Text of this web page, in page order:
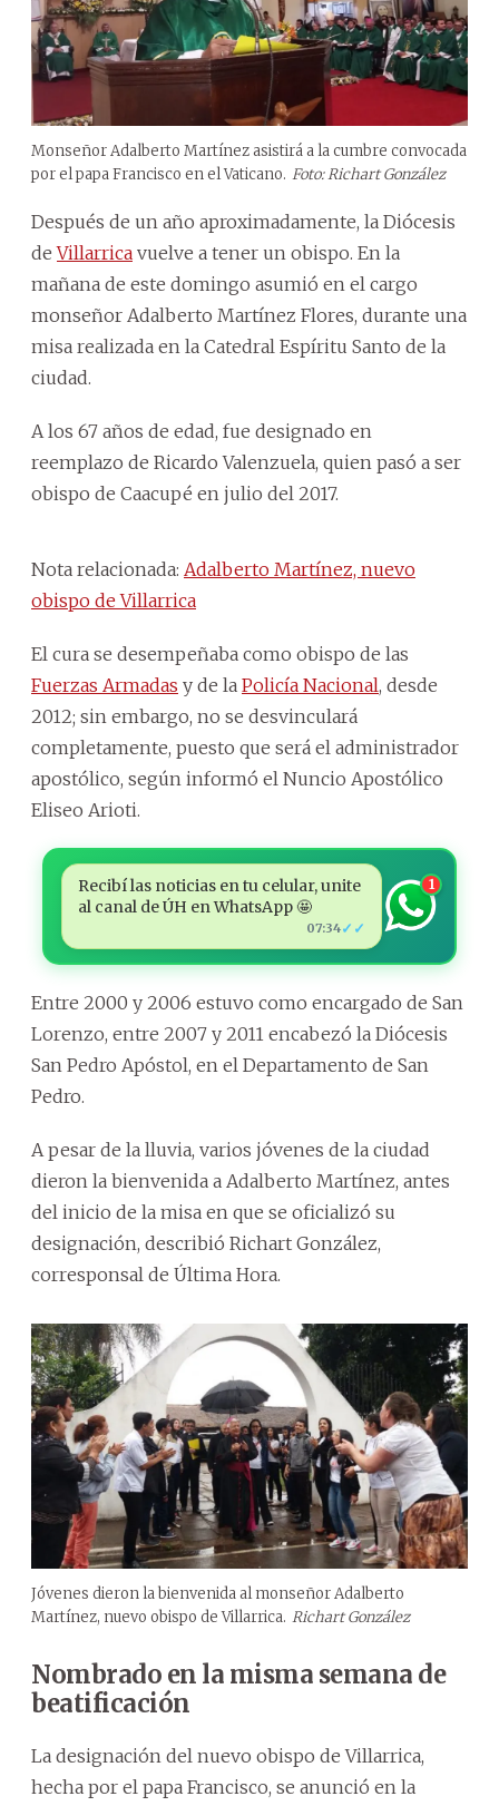
Monseñor Adalberto Martínez asistirá a la cumbre convocada
por el papa Francisco en el Vaticano. Foto: Richart González
Después de un año aproximadamente, la Diócesis
deVillarrica vuelve a tener un obispo. En la
mañana de este domingo asumió en el cargo
monseñor Adalberto Martínez Flores, durante una
misa realizada en la Catedral Espíritu Santo de la
ciudad.
A los 67 años de edad, fue designado en
reemplazo de Ricardo Valenzuela, quien pasó a ser
obispo de Caacupé en julio del 2017.
Nota relacionada: Adalberto Martínez, nuevo
obispo de Villarrica
El cura se desempeñaba como obispo de las
Fuerzas Armadas y de la Policía Nacional, desde
2012; sin embargo, no se desvinculará
completamente, puesto que será el administrador
apostólico, según informó el Nuncio Apostólico
Eliseo Arioti.
Recibí las noticias en tu celular, unite
al canal de ÚH en WhatsApp 🤩
07:34✓✓
1
Entre 2000 y 2006 estuvo como encargado de San
Lorenzo, entre 2007 y 2011 encabezó la Diócesis
San Pedro Apóstol, en el Departamento de San
Pedro.
A pesar de la lluvia, varios jóvenes de la ciudad
dieron la bienvenida a Adalberto Martínez, antes
del inicio de la misa en que se oficializó su
designación, describió Richart González,
corresponsal de Última Hora.
Jóvenes dieron la bienvenida al monseñor Adalberto
Martínez, nuevo obispo de Villarrica. Richart González
Nombrado en la misma semana de
beatificación
La designación del nuevo obispo de Villarrica,
hecha por el papa Francisco, se anunció en la